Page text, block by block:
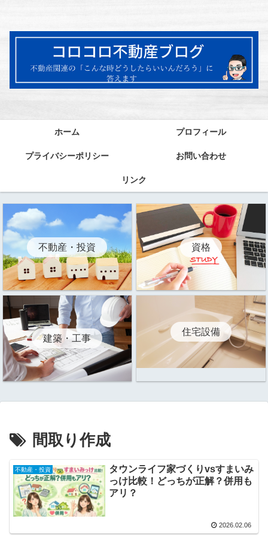
ホーム プロフィール
プライバシーポリシー お問い合わせ
リンク
不動産・投資 資格
建築・工事
住宅設備
間取り作成
不動産・投資
タウンライフ家づくりvsすまいみ
っけ比較！どっちが正解？併用も
アリ？
2026.02.06